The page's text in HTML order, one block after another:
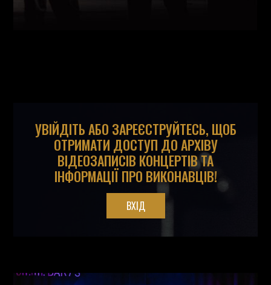
УВІЙДІТЬ АБО ЗАРЕЄСТРУЙТЕСЬ, ЩОБ
ОТРИМАТИ ДОСТУП ДО АРХІВУ
ВІДЕОЗАПИСІВ КОНЦЕРТІВ ТА
ІНФОРМАЦІЇ ПРО ВИКОНАВЦІВ!
ВХІД